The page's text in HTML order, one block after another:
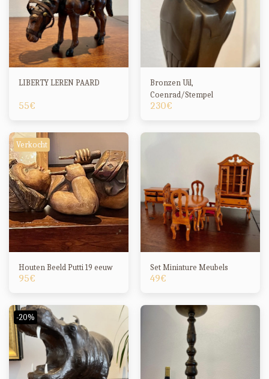
LIBERTY LEREN PAARD
55€
Bronzen Uil,
Coenrad/Stempel
230€
Verkocht
Houten Beeld Putti 19 eeuw
95€
Set Miniature Meubels
49€
-20%